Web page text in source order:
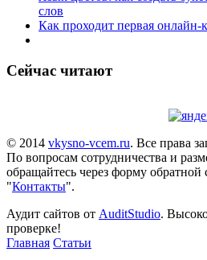
слов
Как проходит первая онлайн-
Сейчас читают
© 2014 vkysno-vcem.ru. Все права
По вопросам сотрудничества и
обращайтесь через форму обратной
"Контакты".
Аудит сайтов от AuditStudio.
проверке!
Главная Статьи